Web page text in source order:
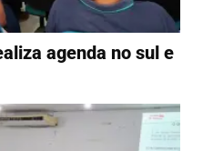
agenda no sul e